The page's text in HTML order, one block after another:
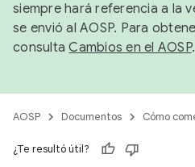
siempre hará referencia a la
se envió al AOSP. Para
consultaCambios en el AOSP.
AOSP Documentos Cómo
¿Te resultó útil?